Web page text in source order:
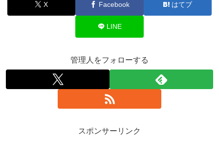
X Facebook はてブ
LINE
管理人をフォローする
スポンサーリンク